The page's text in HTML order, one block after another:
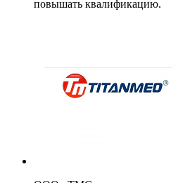
повышать квалификацию.